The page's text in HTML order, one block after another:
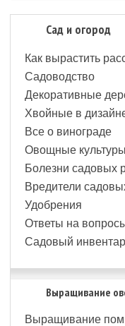
Сад и огород
Как вырастить
Садоводство
Декоративные
Хвойные в
Все о винограде
Овощные культуры
Болезни садовых
Вредители
Удобрения
Ответы на
Садовый
Выращивание
Выращивание